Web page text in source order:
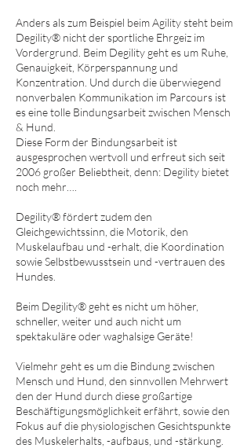
Anders als zum Beispiel beim Agility steht beim
Degility® nicht der sportliche Ehrgeiz im
Vordergrund. Beim Degility geht es um Ruhe,
Genauigkeit, Körperspannung und
Konzentration. Und durch die überwiegend
nonverbalen Kommunikation im Parcours ist
es eine tolle Bindungsarbeit zwischen Mensch
& Hund.
Diese Form der Bindungsarbeit ist
ausgesprochen wertvoll und erfreut sich seit
2006 großer Beliebtheit, denn: Degility bietet
noch mehr….
Degility® fördert zudem den
Gleichgewichtssinn, die Motorik, den
Muskelaufbau und -erhalt, die Koordination
sowie Selbstbewusstsein und -vertrauen des
Hundes.
Beim Degility® geht es nicht um höher,
schneller, weiter und auch nicht um
spektakuläre oder waghalsige Geräte!
Vielmehr geht es um die Bindung zwischen
Mensch und Hund, den sinnvollen Mehrwert
den der Hund durch diese großartige
Beschäftigungsmöglichkeit erfährt, sowie den
Fokus auf die physiologischen Gesichtspunkte
des Muskelerhalts, -aufbaus, und -stärkung.